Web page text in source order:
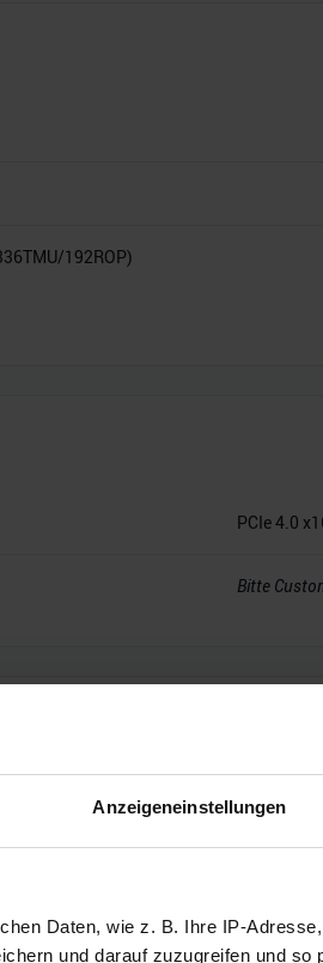
Anzeigeneinstellungen
Daten, wie z. B. Ihre IP-
und darauf zuzugreifen und so
192ROP)
PCIe 4.0
Bitte
20 GB
320